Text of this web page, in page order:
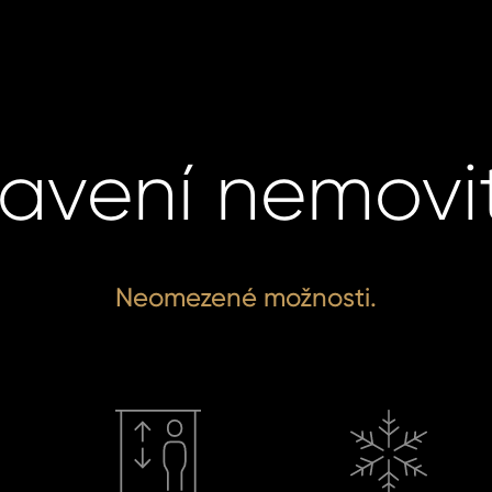
Neomezené možnosti.